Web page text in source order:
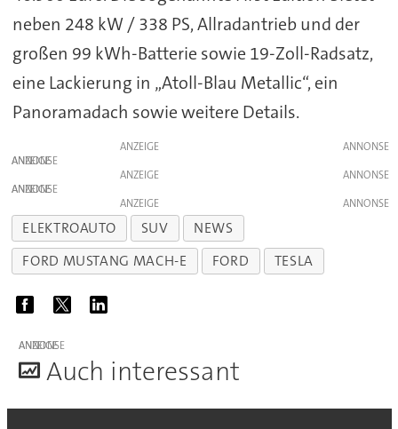
neben 248 kW / 338 PS, Allradantrieb und der
großen 99 kWh-Batterie sowie 19-Zoll-Radsatz,
eine Lackierung in „Atoll-Blau Metallic“, ein
Panoramadach sowie weitere Details.
ANZEIGE
ANZEIGE
ANZEIGE
ANZEIGE
ANZEIGE
ELEKTROAUTO SUV
NEWS
FORD MUSTANG MACH-E
FORD TESLA
ANZEIGE
Auch interessant